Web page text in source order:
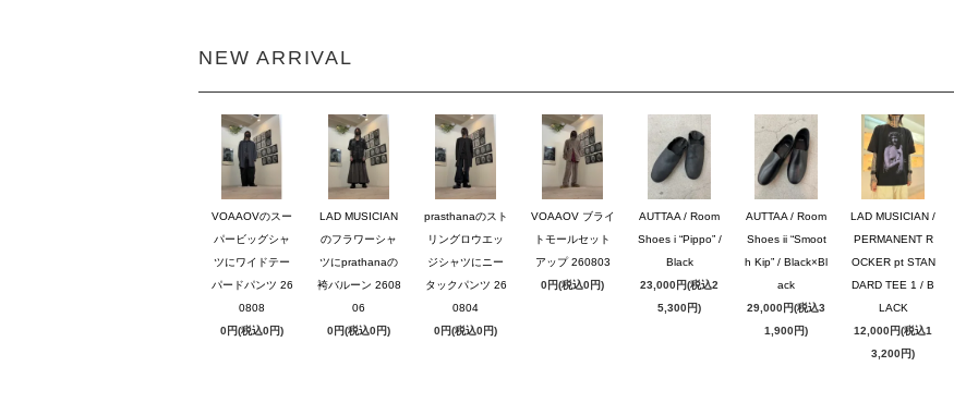
NEW ARRIVAL
VOAAOVのスー
パービッグシャ
ツにワイドテー
パードパンツ 26
0808
0円(税込0円)
LAD MUSICIAN
のフラワーシャ
ツにprathanaの
袴バルーン 2608
06
0円(税込0円)
prasthanaのスト
リングロウエッ
ジシャツにニー
タックパンツ 26
0804
0円(税込0円)
VOAAOV ブライ
トモールセット
アップ 260803
0円(税込0円)
AUTTAA / Room
Shoes i “Pippo” /
Black
23,000円(税込2
5,300円)
AUTTAA / Room
Shoes ii “Smoot
h Kip” / Black×Bl
ack
29,000円(税込3
1,900円)
LAD MUSICIAN /
PERMANENT R
OCKER pt STAN
DARD TEE 1 / B
LACK
12,000円(税込1
3,200円)